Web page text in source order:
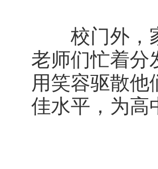
校门外，家
老师们忙着分
用笑容驱散他
佳水平，为高